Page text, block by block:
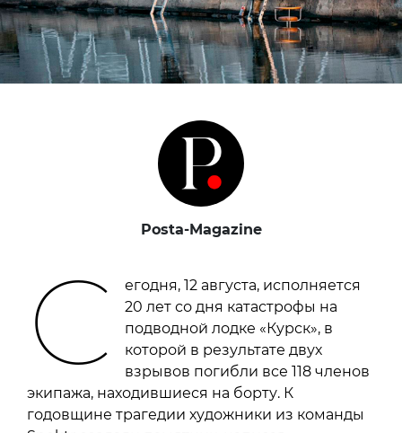
Posta-Magazine
С
егодня, 12 августа, исполняется
20 лет со дня катастрофы на
подводной лодке «Курск», в
которой в результате двух
взрывов погибли все 118 членов
экипажа, находившиеся на борту. К
годовщине трагедии художники из команды